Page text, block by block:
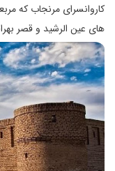
کاروانسرای مرنجاب که
های عین الرشید و قصر